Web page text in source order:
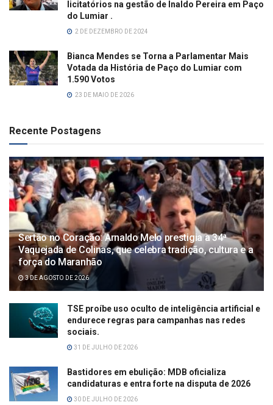
licitatórios na gestão de Inaldo Pereira em Paço
do Lumiar .
2 DE DEZEMBRO DE 2024
Bianca Mendes se Torna a Parlamentar Mais
Votada da História de Paço do Lumiar com
1.590 Votos
23 DE MAIO DE 2026
Recente Postagens
Sertão no Coração: Arnaldo Melo prestigia a 34ª
Vaquejada de Colinas, que celebra tradição, cultura e a
força do Maranhão
3 DE AGOSTO DE 2026
TSE proíbe uso oculto de inteligência artificial e
endurece regras para campanhas nas redes
sociais.
31 DE JULHO DE 2026
Bastidores em ebulição: MDB oficializa
candidaturas e entra forte na disputa de 2026
30 DE JULHO DE 2026